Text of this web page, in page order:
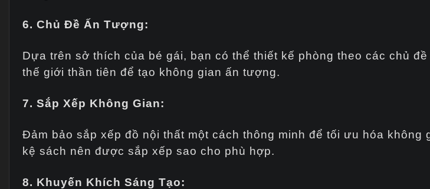
6. Chủ Đề Ấn Tượng:
Dựa trên sở thích của bé gái, bạn có thể thiết kế phòng theo các chủ
thế giới thần tiên để tạo không gian ấn tượng.
7. Sắp Xếp Không Gian:
Đảm bảo sắp xếp đồ nội thất một cách thông minh để tối ưu hóa
kệ sách nên được sắp xếp sao cho phù hợp.
8. Khuyến Khích Sáng Tạo: